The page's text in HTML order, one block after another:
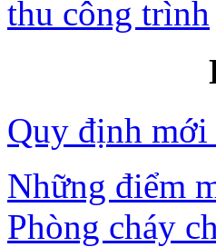
Quy định mới
Những điểm
Phòng cháy